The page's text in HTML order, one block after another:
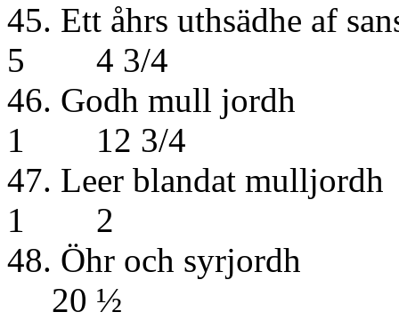
45. Ett åhrs
5 4 3/4
46.
1 12 3/4
47. Leer
1 2
48. Öhr
20 ½